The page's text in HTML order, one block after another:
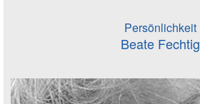
Persönlichkeit
Beate Fechtig